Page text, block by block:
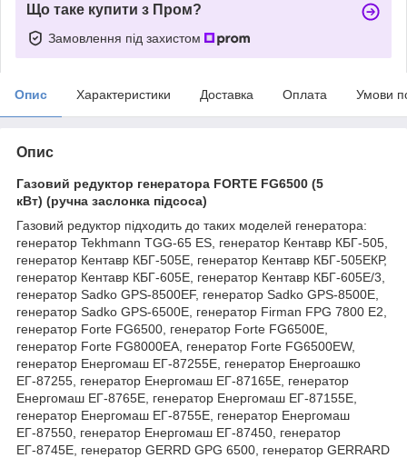
Що таке купити з Пром?
Замовлення під захистом
Опис Характеристики Доставка Оплата Умови
Опис
Газовий редуктор генератора FORTE FG6500 (5
кВт) (ручна заслонка підсоса)
Газовий редуктор підходить до таких моделей генератора:
генератор Tekhmann TGG-65 ES, генератор Кентавр КБГ-505,
генератор Кентавр КБГ-505Е, генератор Кентавр КБГ-505ЕКР,
генератор Кентавр КБГ-605Е, генератор Кентавр КБГ-605Е/3,
генератор Sadko GPS-8500EF, генератор Sadko GPS-8500E,
генератор Sadko GPS-6500E, генератор Firman FPG 7800 E2,
генератор Forte FG6500, генератор Forte FG6500E,
генератор Forte FG8000EA, генератор Forte FG6500EW,
генератор Енергомаш ЕГ-87255Е, генератор Енергоашко
ЕГ-87255, генератор Енергомаш ЕГ-87165Е, генератор
Енергомаш ЕГ-8765Е, генератор Енергомаш ЕГ-87155Е,
генератор Енергомаш ЕГ-8755Е, генератор Енергомаш
ЕГ-87550, генератор Енергомаш ЕГ-87450, генератор
ЕГ-8745Е, генератор GERRD GPG 6500, генератор GERRARD